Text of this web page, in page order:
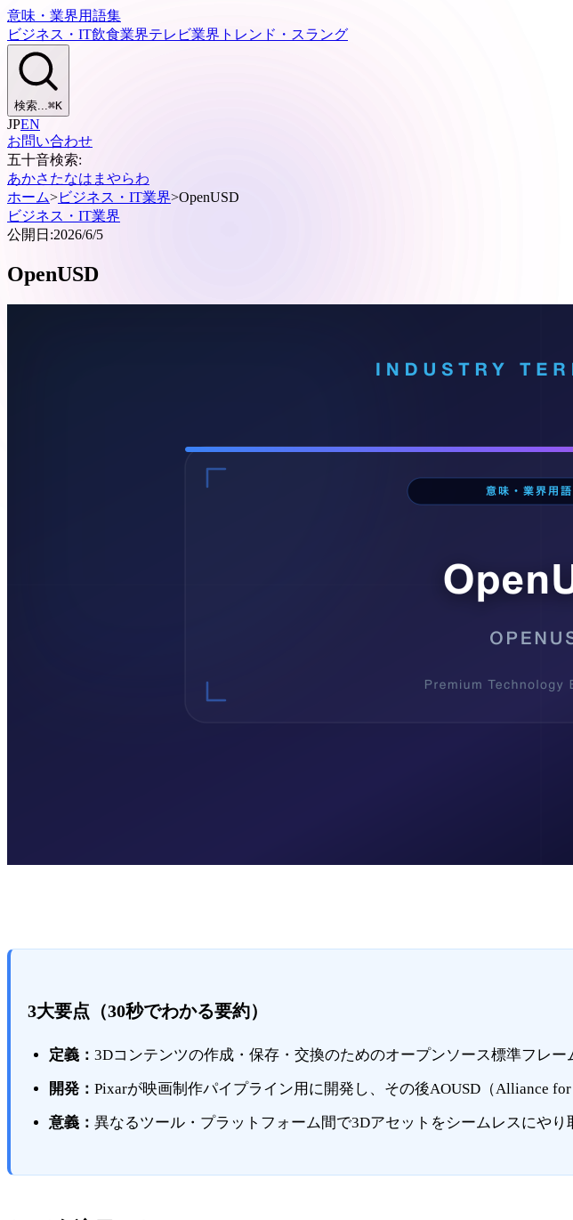
意味・業界用語集
ビジネス・IT飲食業界テレビ業界 トレンド・スラング
検索...⌘K
JPEN
お問い合わせ
五十音検索:
あかさ たなは ま やらわ
ホーム>ビジネス・IT業界>OpenUSD
ビジネス・IT業界
公開日:2026/6/5
OpenUSD
3大要点（30秒でわかる要約）
定義：3Dコンテンツの作成・保存・交換のためのオープンソース標準フレー
開発：Pixarが映画制作パイプライン用に開発し、その後AOUSD（Alliance for
意義：異なるツール・プラットフォーム間で3Dアセットをシームレスにやり